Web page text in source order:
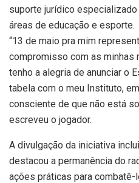
suporte jurídico
áreas de educação e esporte.
“13 de maio pra mim
compromisso com as minhas
tenho a alegria de anunciar o
tabela com o meu Instituto,
consciente de que não está
escreveu o jogador.
A divulgação da iniciativa
destacou a permanência do
ações práticas para combatê-